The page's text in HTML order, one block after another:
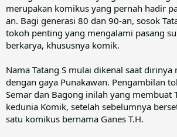
merupakan komikus yang pernah hadir
an. Bagi generasi 80 dan 90-an, sosok
tokoh penting yang mengalami pasang
berkarya, khususnya komik.
Nama Tatang S mulai dikenal saat
dengan gaya Punakawan. Pengambilan
Semar dan Bagong inilah yang membuat
kedunia Komik, setelah sebelumnya
satu komikus bernama Ganes T.H.